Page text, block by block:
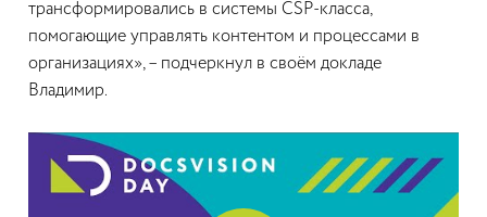
трансформировались в системы CSP-класса,
помогающие управлять контентом и процессами в
организациях», – подчеркнул в своём докладе
Владимир.